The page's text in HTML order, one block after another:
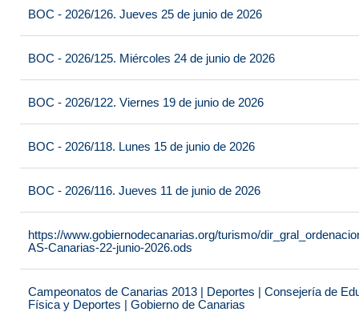
BOC - 2026/126. Jueves 25 de junio de 2026
BOC - 2026/125. Miércoles 24 de junio de 2026
BOC - 2026/122. Viernes 19 de junio de 2026
BOC - 2026/118. Lunes 15 de junio de 2026
BOC - 2026/116. Jueves 11 de junio de 2026
https://www.gobiernodecanarias.org/turismo/
AS-Canarias-22-junio-2026.ods
Campeonatos de Canarias 2013 | Deportes | Consejería de
Física y Deportes | Gobierno de Canarias